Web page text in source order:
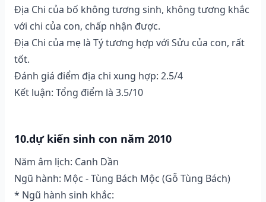
Địa Chi của bố không tương sinh, không tương khắc
với chi của con, chấp nhận được.
Địa Chi của mẹ là Tý tương hợp với Sửu của con, rất
tốt.
Đánh giá điểm địa chi xung hợp: 2.5/4
Kết luận: Tổng điểm là 3.5/10
10.dự kiến sinh con năm 2010
Năm âm lịch: Canh Dần
Ngũ hành: Mộc - Tùng Bách Mộc (Gỗ Tùng Bách)
* Ngũ hành sinh khắc: